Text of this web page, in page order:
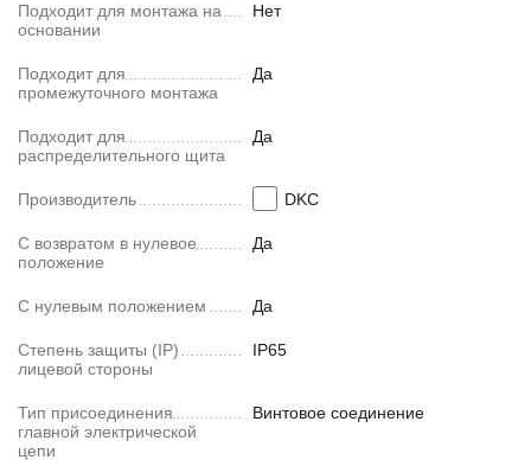
Подходит для монтажа на
основании
Нет
Подходит для
промежуточного монтажа
Да
Подходит для
распределительного щита
Да
Производитель DKC
С возвратом в нулевое
положение
Да
С нулевым положением Да
Степень защиты (IP)
лицевой стороны
IP65
Тип присоединения
главной электрической
цепи
Винтовое соединение